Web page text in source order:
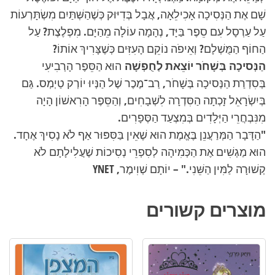
הייל
שָׁם אֶת הַנְּסִיכָה אָכִילֵאָה, אֲבָל בְּדִיּוּק כְּשֶׁהַשְּׁתַּיִם מִשְׂתָּרְעוֹת
עַל עַרְסָל עִם סֵפֶר בַּיָּד, נְהָמָה עוֹלָה מֵהַיָּם. מִפְלֶצֶת? עַל
הַחוֹף הַמֻּשְׁלָם? וְאֵיפֹה נוֹקֵם הָעִזִּים כְּשֶׁצָּרִיךְ אוֹתוֹ?
הַנְּסיכָה בְּשָׁחֹר יוֹצֵאת לְחֻפְשָׁה הוּא הַסֵּפֶר הָרְבִיעִי
בְּסִדְרַת הַנְּסיכָה בְּשָׁחֹר, רַב־מֶכֶר שֶׁל הַנְּיוּ יוֹרְק טַיְמְס. גַּם
בְּיִשְׂרָאֵל זָכְתָה הַסִּדְרָה לִשְׁבָחִים, וְהַסֵּפֶר הָרִאשׁוֹן הָיָה
מִנִּבְחֲרֵי הַיְּלָדִים בְּמִצְעַד הַסְּפָרִים.
"הַדָּבָר הַמְּרַעֲנֵן בֶּאֱמֶת הוּא שֶׁאֵין בַּסִּפּוּר אַף לֹא נָסִיךְ אֶחָד.
הוּא מַגְשִׁים אֶת הַכְּמִיהָה לְסִפְרֵי נְסִיכוֹת שֶׁעֲלִילָתָם לֹא
קְשׁוּרָה לַמִּין הַשֵּׁנִי." – יוֹתָם שְׁוִימֶר, YNET
מוצרים קשורים